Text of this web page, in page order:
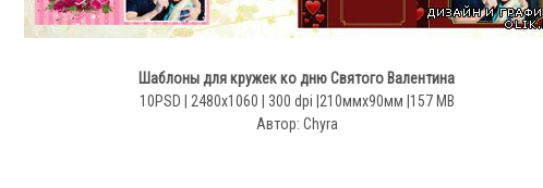
Шаблоны для кружек ко дню Святого Валентина
10PSD | 2480x1060 | 300 dpi |210ммx90мм |157 MB
Автор: Сhyra